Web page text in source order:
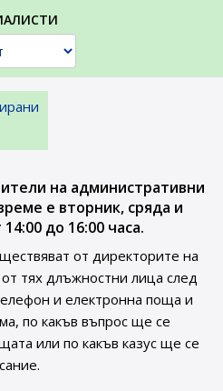
на административни
е вторник, сряда и
до 16:00 часа.
от директорите на
тях длъжностни лица след
и електронна поща и
по какъв въпрос ще се
или по какъв казус ще се